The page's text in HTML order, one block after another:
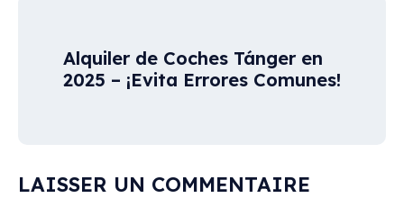
Alquiler de Coches Tánger en
2025 – ¡Evita Errores Comunes!
LAISSER UN COMMENTAIRE